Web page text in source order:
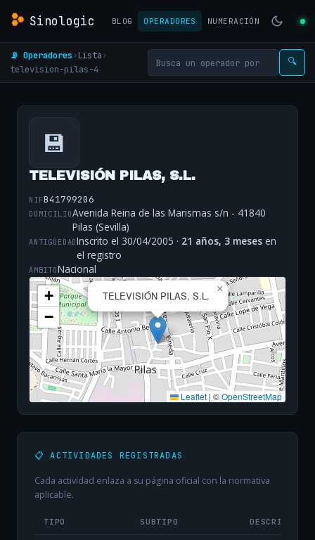
Sinologic BLOG OPERADORES NUMERACIÓN
📡 Operadores› Lista›
television-pilas-4
🔍
💾
TELEVISIÓN PILAS, S.L.
NIFB41799206
DOMICILIOAvenida Reina de las Marismas s/n - 41840
Pilas (Sevilla)
ANTIGÜEDADInscrito el 30/04/2005 · 21 años, 3 meses en
el registro
ÁMBITONacional
TELEVISIÓN PILAS, S.L.
×
+
−
Leaflet | ©OpenStreetMap
📋 ACTIVIDADES REGISTRADAS
Cada actividad enlaza a su página oficial con la normativa
aplicable.
TIPO SUBTIPO DESCRIPCIÓN